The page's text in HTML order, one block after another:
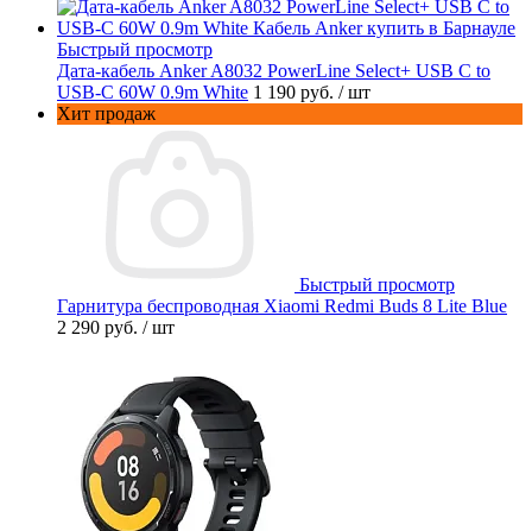
Быстрый просмотр
Дата-кабель Anker A8032 PowerLine Select+ USB C to
USB-C 60W 0.9m White 1 190 руб. / шт
Хит продаж
Быстрый просмотр
Гарнитура беспроводная Xiaomi Redmi Buds 8 Lite Blue
2 290 руб. / шт